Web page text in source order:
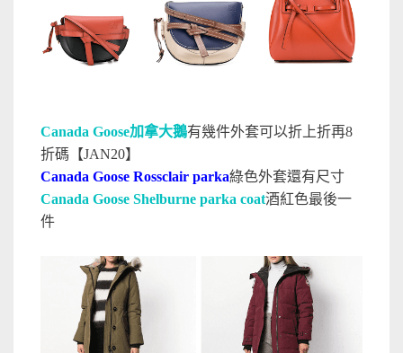
Canada Goose加拿大鵝有幾件外套可以折上折再8
折碼【JAN20】
Canada Goose Rossclair parka綠色外套還有尺寸
Canada Goose Shelburne parka coat酒紅色最後一
件